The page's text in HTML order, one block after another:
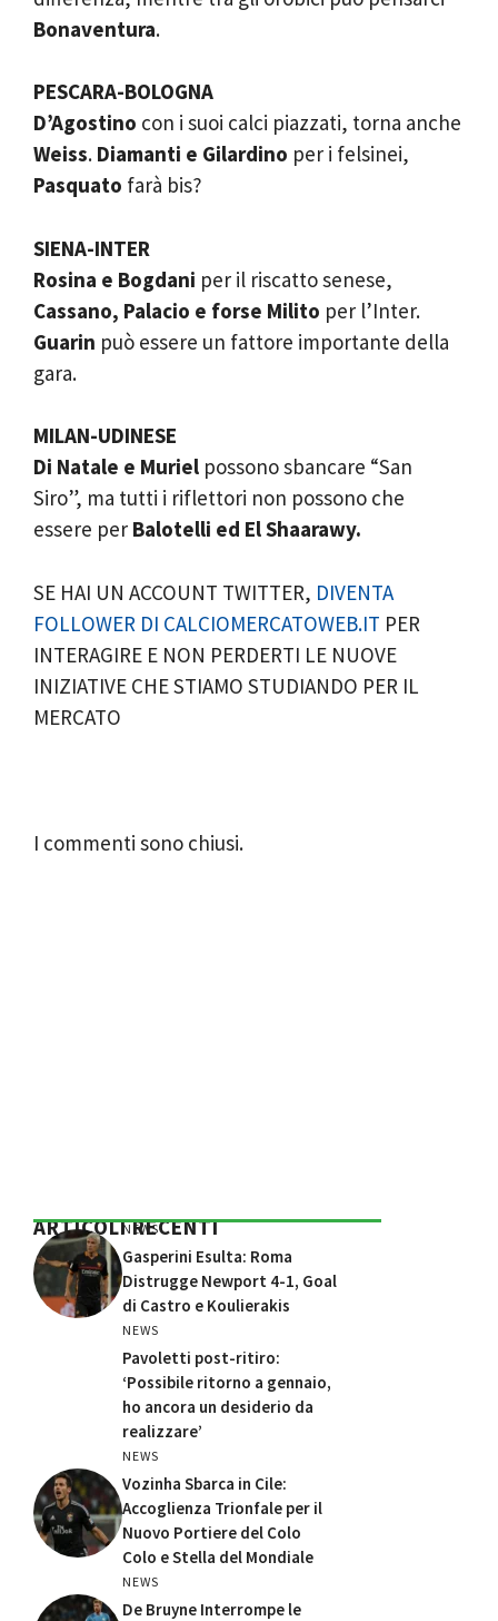
Bonaventura.
PESCARA-BOLOGNA
D’Agostino con i suoi calci piazzati, torna anche
Weiss. Diamanti e Gilardino per i felsinei,
Pasquato farà bis?
SIENA-INTER
Rosina e Bogdani per il riscatto senese,
Cassano, Palacio e forse Milito per l’Inter.
Guarin può essere un fattore importante della
gara.
MILAN-UDINESE
Di Natale e Muriel possono sbancare “San
Siro”, ma tutti i riflettori non possono che
essere per Balotelli ed El Shaarawy.
SE HAI UN ACCOUNT TWITTER, DIVENTA
FOLLOWER DI CALCIOMERCATOWEB.IT PER
INTERAGIRE E NON PERDERTI LE NUOVE
INIZIATIVE CHE STIAMO STUDIANDO PER IL
MERCATO
I commenti sono chiusi.
ARTICOLI RECENTI
NEWS
Gasperini Esulta: Roma
Distrugge Newport 4-1, Goal
di Castro e Koulierakis
NEWS
Pavoletti post-ritiro:
‘Possibile ritorno a gennaio,
ho ancora un desiderio da
realizzare’
NEWS
Vozinha Sbarca in Cile:
Accoglienza Trionfale per il
Nuovo Portiere del Colo
Colo e Stella del Mondiale
NEWS
De Bruyne Interrompe le